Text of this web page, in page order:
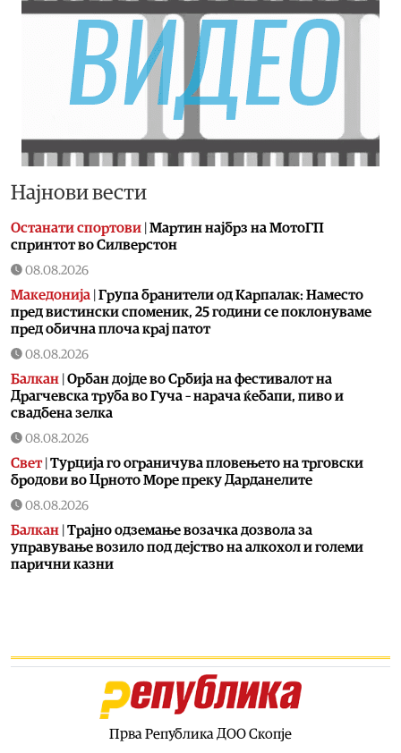
Најнови вести
Останати спортови | Мартин најбрз на МотоГП
спринтот во Силверстон
08.08.2026
Македонија | Група бранители од Карпалак: Наместо
пред вистински споменик, 25 години се поклонуваме
пред обична плоча крај патот
08.08.2026
Балкан | Орбан дојде во Србија на фестивалот на
Драгчевска труба во Гуча – нарача ќебапи, пиво и
свадбена зелка
08.08.2026
Свет| Турција го ограничува пловењето на трговски
бродови во Црното Море преку Дарданелите
08.08.2026
Балкан | Трајно одземање возачка дозвола за
управување возило под дејство на алкохол и големи
парични казни
08.08.2026
Иран: Отворањето на Ормутскиот Теснец зависи
Прва Република ДОО Скопје